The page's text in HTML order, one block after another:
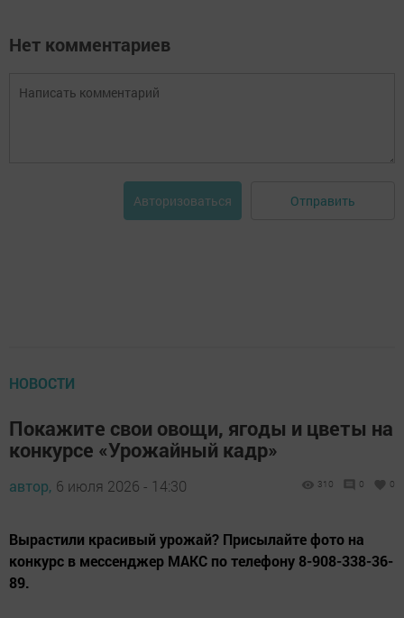
Нет комментариев
Авторизоваться Отправить
НОВОСТИ
Покажите свои овощи, ягоды и цветы на
конкурсе «Урожайный кадр»
автор, 6 июля 2026 - 14:30 310 0 0
Вырастили красивый урожай? Присылайте фото на
конкурс в мессенджер МАКС по телефону 8-908-338-36-
89.